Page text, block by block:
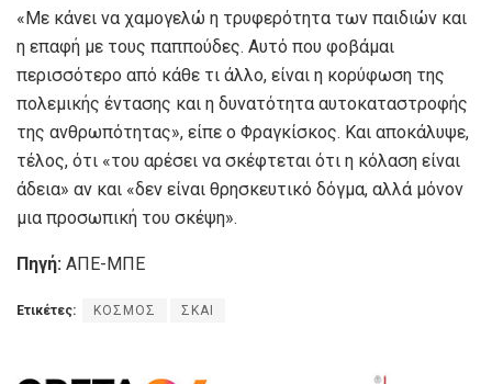
«Με κάνει να χαμογελώ η τρυφερότητα των παιδιών και
η επαφή με τους παππούδες. Αυτό που φοβάμαι
περισσότερο από κάθε τι άλλο, είναι η κορύφωση της
πολεμικής έντασης και η δυνατότητα αυτοκαταστροφής
της ανθρωπότητας», είπε ο Φραγκίσκος. Και αποκάλυψε,
τέλος, ότι «του αρέσει να σκέφτεται ότι η κόλαση είναι
άδεια» αν και «δεν είναι θρησκευτικό δόγμα, αλλά μόνον
μια προσωπική του σκέψη».
Πηγή: ΑΠΕ-ΜΠΕ
Ετικέτες: ΚΟΣΜΟΣ ΣΚΑΙ